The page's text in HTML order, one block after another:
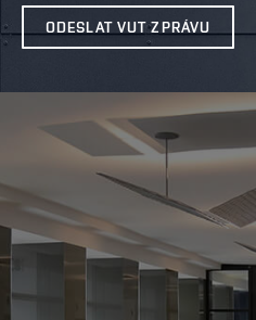
ODESLAT VUT ZPRÁVU